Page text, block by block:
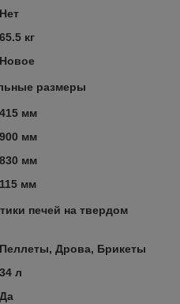
Нет
65.5 кг
Новое
размеры
415 мм
900 мм
830 мм
115 мм
печей на твердом
Пеллеты, Дрова, Брикеты
34 л
Да